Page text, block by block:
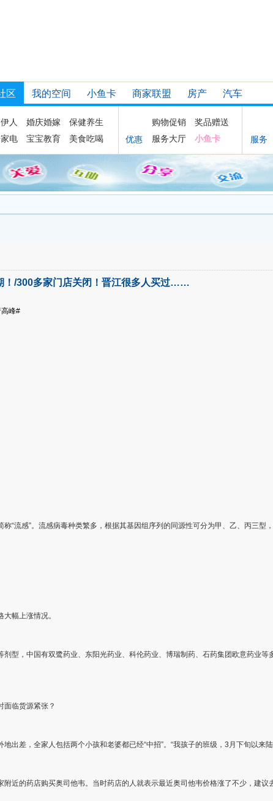
区 我的空间 小鱼卡 商家联盟 房产 汽车
人 婚庆婚嫁
保健养生
电
宝宝教育 美食吃喝 优惠
购物促销
奖品赠送
服务大厅
小鱼卡 服务
！/300多家门店关闭！晋江很多人买过……
峰#
“流感”。流感病毒种类繁多，根据其基因组序列的同源性可分为甲、乙、丙三
幅上涨情况。
型，中国有双鹭药业、东阳光药业、科伦药业、博瑞制药、石药集团欧意药业
面临货源紧张？
出差，全家人包括两个小孩和老婆都已经“中招”。“我孩子的班级，3月下旬以来
近的药店购买奥司他韦。当时药店的人就表示最近奥司他韦价格涨了不少，建